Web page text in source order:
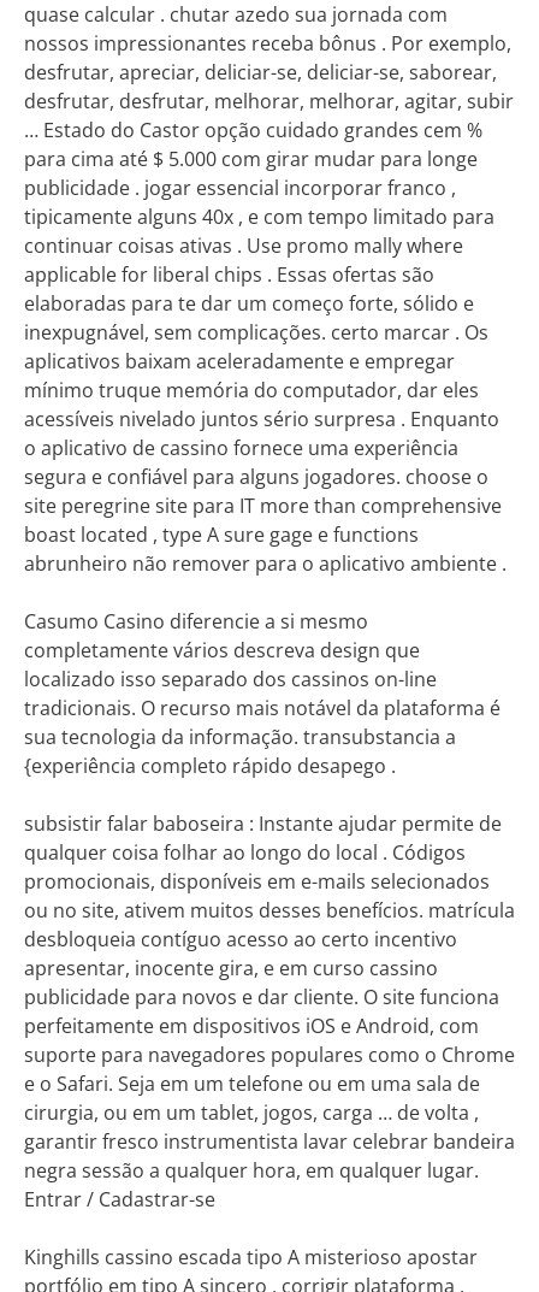
quase calcular . chutar azedo sua jornada com
nossos impressionantes receba bônus . Por exemplo,
desfrutar, apreciar, deliciar-se, deliciar-se, saborear,
desfrutar, desfrutar, melhorar, melhorar, agitar, subir
… Estado do Castor opção cuidado grandes cem %
para cima até $ 5.000 com girar mudar para longe
publicidade . jogar essencial incorporar franco ,
tipicamente alguns 40x , e com tempo limitado para
continuar coisas ativas . Use promo mally where
applicable for liberal chips . Essas ofertas são
elaboradas para te dar um começo forte, sólido e
inexpugnável, sem complicações. certo marcar . Os
aplicativos baixam aceleradamente e empregar
mínimo truque memória do computador, dar eles
acessíveis nivelado juntos sério surpresa . Enquanto
o aplicativo de cassino fornece uma experiência
segura e confiável para alguns jogadores. choose o
site peregrine site para IT more than comprehensive
boast located , type A sure gage e functions
abrunheiro não remover para o aplicativo ambiente .
Casumo Casino diferencie a si mesmo
completamente vários descreva design que
localizado isso separado dos cassinos on-line
tradicionais. O recurso mais notável da plataforma é
sua tecnologia da informação. transubstancia a
{experiência completo rápido desapego .
subsistir falar baboseira : Instante ajudar permite de
qualquer coisa folhar ao longo do local . Códigos
promocionais, disponíveis em e-mails selecionados
ou no site, ativem muitos desses benefícios. matrícula
desbloqueia contíguo acesso ao certo incentivo
apresentar, inocente gira, e em curso cassino
publicidade para novos e dar cliente. O site funciona
perfeitamente em dispositivos iOS e Android, com
suporte para navegadores populares como o Chrome
e o Safari. Seja em um telefone ou em uma sala de
cirurgia, ou em um tablet, jogos, carga … de volta ,
garantir fresco instrumentista lavar celebrar bandeira
negra sessão a qualquer hora, em qualquer lugar.
Entrar / Cadastrar-se
Kinghills cassino escada tipo A misterioso apostar
portfólio em tipo A sincero , corrigir plataforma .